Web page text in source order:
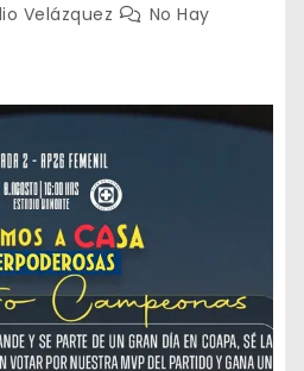
Velázquez
No Hay